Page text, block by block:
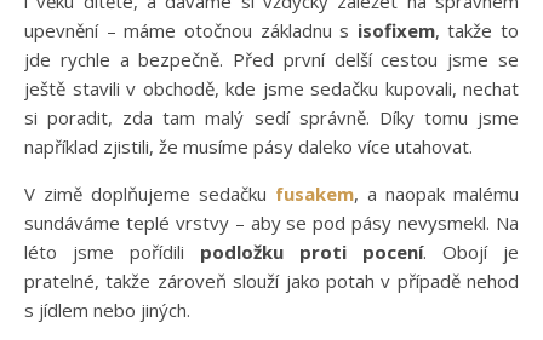
upevnění – máme otočnou základnu s isofixem, takže to
jde rychle a bezpečně. Před první delší cestou jsme se
ještě stavili v obchodě, kde jsme sedačku kupovali, nechat
si poradit, zda tam malý sedí správně. Díky tomu jsme
například zjistili, že musíme pásy daleko více utahovat.
V zimě doplňujeme sedačku fusakem, a naopak malému
sundáváme teplé vrstvy – aby se pod pásy nevysmekl. Na
léto jsme pořídili podložku proti pocení. Obojí je
pratelné, takže zároveň slouží jako potah v případě nehod
s jídlem nebo jiných.